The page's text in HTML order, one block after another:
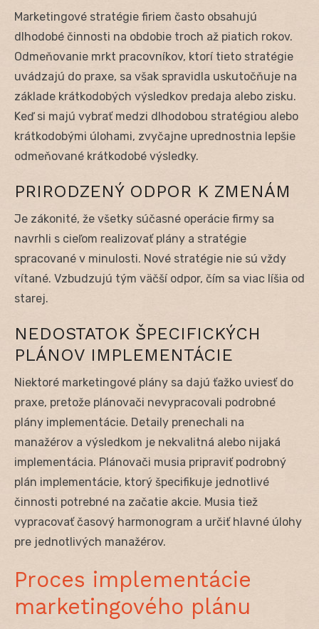
Marketingové stratégie firiem často obsahujú
dlhodobé činnosti na obdobie troch až piatich rokov.
Odmeňovanie mrkt pracovníkov, ktorí tieto stratégie
uvádzajú do praxe, sa však spravidla uskutočňuje na
základe krátkodobých výsledkov predaja alebo zisku.
Keď si majú vybrať medzi dlhodobou stratégiou alebo
krátkodobými úlohami, zvyčajne uprednostnia lepšie
odmeňované krátkodobé výsledky.
PRIRODZENÝ ODPOR K ZMENÁM
Je zákonité, že všetky súčasné operácie firmy sa
navrhli s cieľom realizovať plány a stratégie
spracované v minulosti. Nové stratégie nie sú vždy
vítané. Vzbudzujú tým väčší odpor, čím sa viac líšia od
starej.
NEDOSTATOK ŠPECIFICKÝCH
PLÁNOV IMPLEMENTÁCIE
Niektoré marketingové plány sa dajú ťažko uviesť do
praxe, pretože plánovači nevypracovali podrobné
plány implementácie. Detaily prenechali na
manažérov a výsledkom je nekvalitná alebo nijaká
implementácia. Plánovači musia pripraviť podrobný
plán implementácie, ktorý špecifikuje jednotlivé
činnosti potrebné na začatie akcie. Musia tiež
vypracovať časový harmonogram a určiť hlavné úlohy
pre jednotlivých manažérov.
Proces implementácie
marketingového plánu